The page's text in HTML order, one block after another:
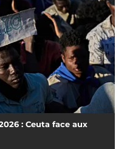
: Ceuta face aux